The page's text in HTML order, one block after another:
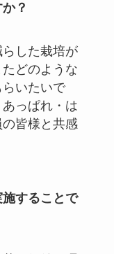
？
した栽培が
どのような
いたいで
っぱれ・は
皆様と共感
することで